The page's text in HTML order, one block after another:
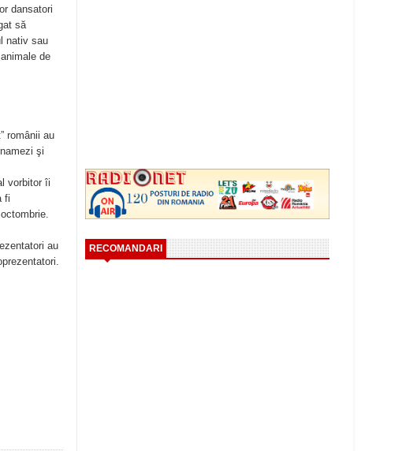
dansatori
să
nativ sau
de
românii au
şi
vorbitor îi
fi
au
RECOMANDARI